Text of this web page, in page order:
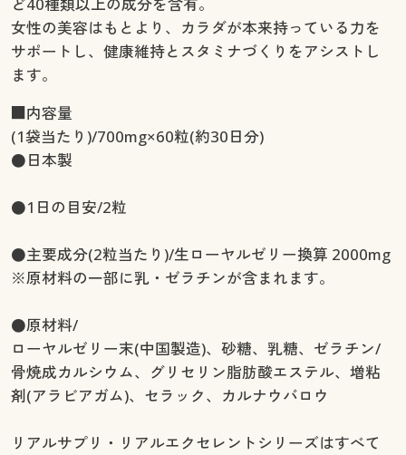
女性の美容はもとより、カラダが本来持っている力を
サポートし、健康維持とスタミナづくりをアシストし
ます。
■内容量
(1袋当たり)/700mg×60粒(約30日分)
●日本製
●1日の目安/2粒
●主要成分(2粒当たり)/生ローヤルゼリー換算 2000mg
※原材料の一部に乳・ゼラチンが含まれます。
●原材料/
ローヤルゼリー末(中国製造)、砂糖、乳糖、ゼラチン/
骨焼成カルシウム、グリセリン脂肪酸エステル、増粘
剤(アラビアガム)、セラック、カルナウバロウ
リアルサプリ・リアルエクセレントシリーズはすべて